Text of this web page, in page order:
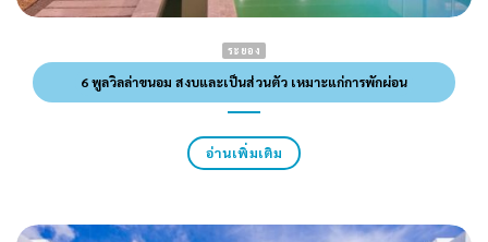
ระยอง
6 พูลวิลล่าขนอม สงบและเป็นส่วนตัว เหมาะแก่การพักผ่อน
อ่านเพิ่มเติม